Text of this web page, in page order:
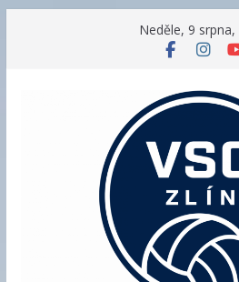
Neděle, 9 srpna,